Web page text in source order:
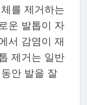
를 제거하는
운 발톱이 자
서 감염이 재
제거는 일반
안 발을 잘